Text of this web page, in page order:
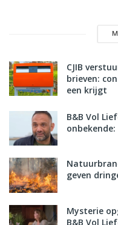
CJIB
brieven:
een krijgt
B&B Vol
geven
Mysterie
B&B Vol